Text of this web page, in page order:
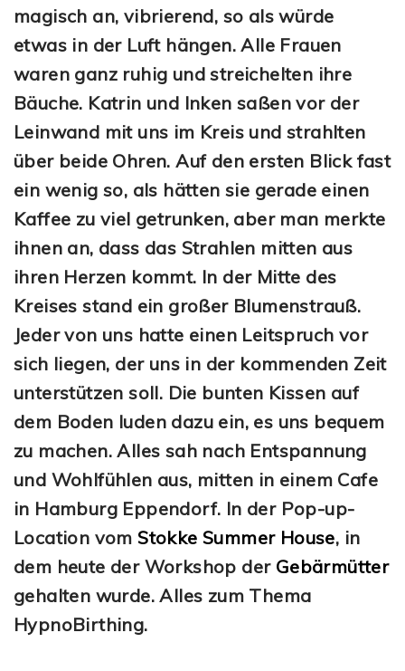
magisch an, vibrierend, so als würde
etwas in der Luft hängen. Alle Frauen
waren ganz ruhig und streichelten ihre
Bäuche. Katrin und Inken saßen vor der
Leinwand mit uns im Kreis und strahlten
über beide Ohren. Auf den ersten Blick fast
ein wenig so, als hätten sie gerade einen
Kaffee zu viel getrunken, aber man merkte
ihnen an, dass das Strahlen mitten aus
ihren Herzen kommt. In der Mitte des
Kreises stand ein großer Blumenstrauß.
Jeder von uns hatte einen Leitspruch vor
sich liegen, der uns in der kommenden Zeit
unterstützen soll. Die bunten Kissen auf
dem Boden luden dazu ein, es uns bequem
zu machen. Alles sah nach Entspannung
und Wohlfühlen aus, mitten in einem Cafe
in Hamburg Eppendorf. In der Pop-up-
Location vomStokke Summer House, in
dem heute der Workshop der Gebärmütter
gehalten wurde. Alles zum Thema
HypnoBirthing.